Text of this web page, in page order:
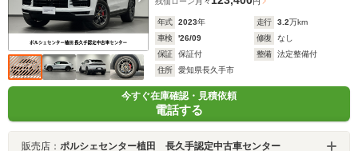
年式 2023年 走行 3.2万km
車検
'26/09 修復
なし
保証
保証付 整備
法定整備付
住所
愛知県長久手市
今すぐ在庫確認・見積依頼
電話する
販売店： ポルシェセンター植田 長久手認定中古車センター